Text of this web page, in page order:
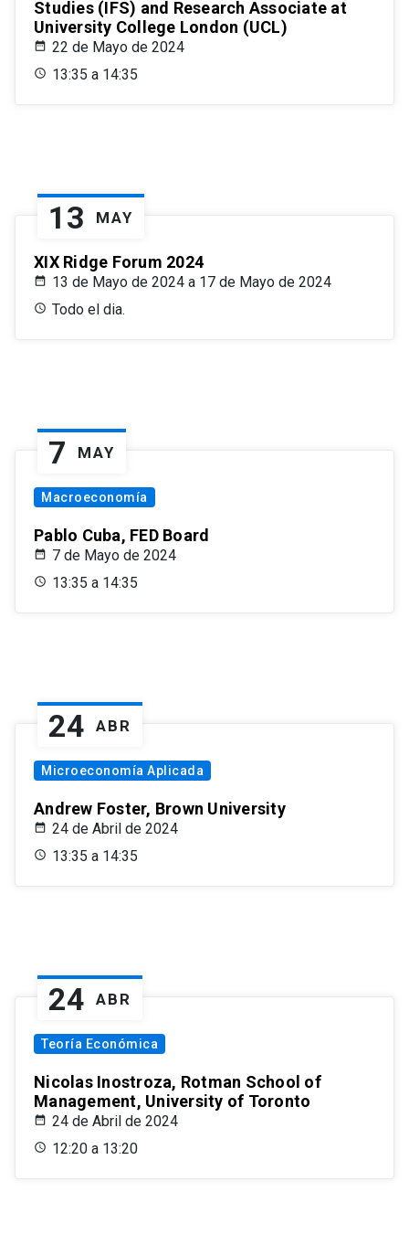
Studies (IFS) and Research Associate at
University College London (UCL)
22 de Mayo de 2024
13:35 a 14:35
13 MAY
XIX Ridge Forum 2024
13 de Mayo de 2024 a 17 de Mayo de 2024
Todo el dia.
7 MAY
Macroeconomía
Pablo Cuba, FED Board
7 de Mayo de 2024
13:35 a 14:35
24 ABR
Microeconomía Aplicada
Andrew Foster, Brown University
24 de Abril de 2024
13:35 a 14:35
24 ABR
Teoría Económica
Nicolas Inostroza, Rotman School of
Management, University of Toronto
24 de Abril de 2024
12:20 a 13:20